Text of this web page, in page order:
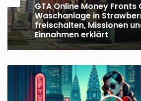
GTA Online Money Fronts
Waschanlage in
freischalten, Missionen
Einnahmen erklärt
GTA